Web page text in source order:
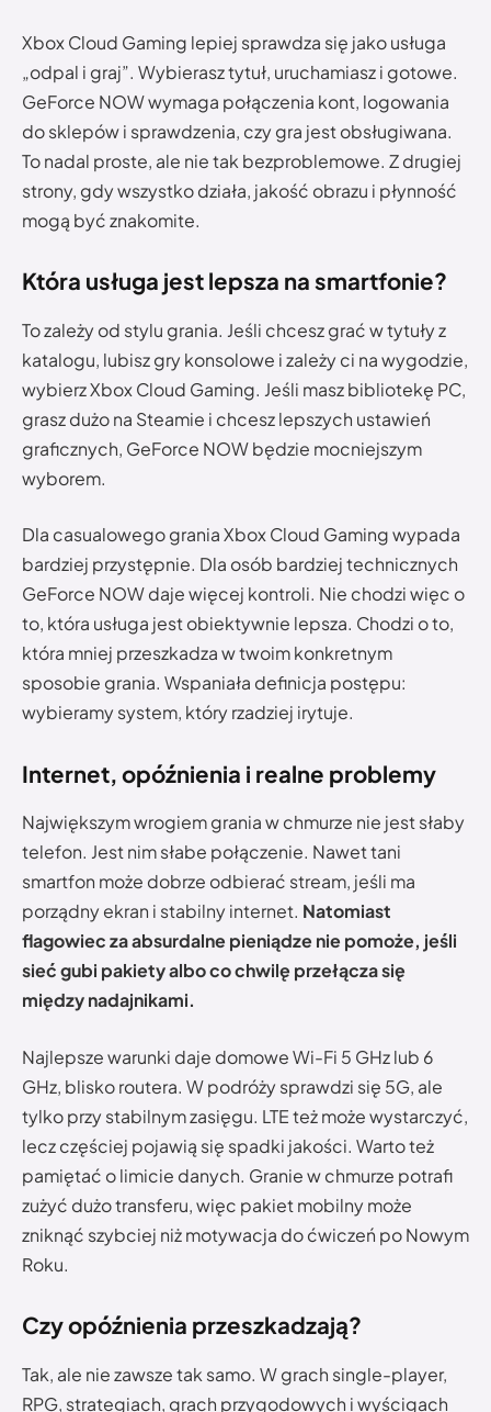
Xbox Cloud Gaming lepiej sprawdza się jako usługa
„odpal i graj”. Wybierasz tytuł, uruchamiasz i gotowe.
GeForce NOW wymaga połączenia kont, logowania
do sklepów i sprawdzenia, czy gra jest obsługiwana.
To nadal proste, ale nie tak bezproblemowe. Z drugiej
strony, gdy wszystko działa, jakość obrazu i płynność
mogą być znakomite.
Która usługa jest lepsza na smartfonie?
To zależy od stylu grania. Jeśli chcesz grać w tytuły z
katalogu, lubisz gry konsolowe i zależy ci na wygodzie,
wybierz Xbox Cloud Gaming. Jeśli masz bibliotekę PC,
grasz dużo na Steamie i chcesz lepszych ustawień
graficznych, GeForce NOW będzie mocniejszym
wyborem.
Dla casualowego grania Xbox Cloud Gaming wypada
bardziej przystępnie. Dla osób bardziej technicznych
GeForce NOW daje więcej kontroli. Nie chodzi więc o
to, która usługa jest obiektywnie lepsza. Chodzi o to,
która mniej przeszkadza w twoim konkretnym
sposobie grania. Wspaniała definicja postępu:
wybieramy system, który rzadziej irytuje.
Internet, opóźnienia i realne problemy
Największym wrogiem grania w chmurze nie jest słaby
telefon. Jest nim słabe połączenie. Nawet tani
smartfon może dobrze odbierać stream, jeśli ma
porządny ekran i stabilny internet. Natomiast
flagowiec za absurdalne pieniądze nie pomoże, jeśli
sieć gubi pakiety albo co chwilę przełącza się
między nadajnikami.
Najlepsze warunki daje domowe Wi-Fi 5 GHz lub 6
GHz, blisko routera. W podróży sprawdzi się 5G, ale
tylko przy stabilnym zasięgu. LTE też może wystarczyć,
lecz częściej pojawią się spadki jakości. Warto też
pamiętać o limicie danych. Granie w chmurze potrafi
zużyć dużo transferu, więc pakiet mobilny może
zniknąć szybciej niż motywacja do ćwiczeń po Nowym
Roku.
Czy opóźnienia przeszkadzają?
Tak, ale nie zawsze tak samo. W grach single-player,
RPG, strategiach, grach przygodowych i wyścigach